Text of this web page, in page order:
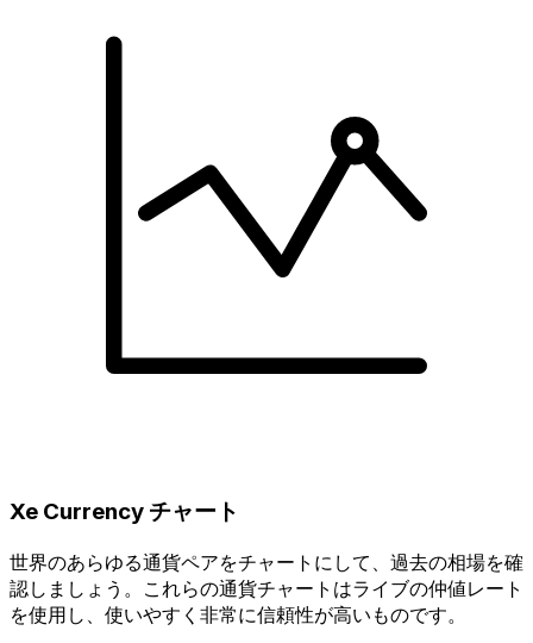
Xe Currency チャート
世界のあらゆる通貨ペアをチャートにして、過去の相場を確
認しましょう。これらの通貨チャートはライブの仲値レート
を使用し、使いやすく非常に信頼性が高いものです。